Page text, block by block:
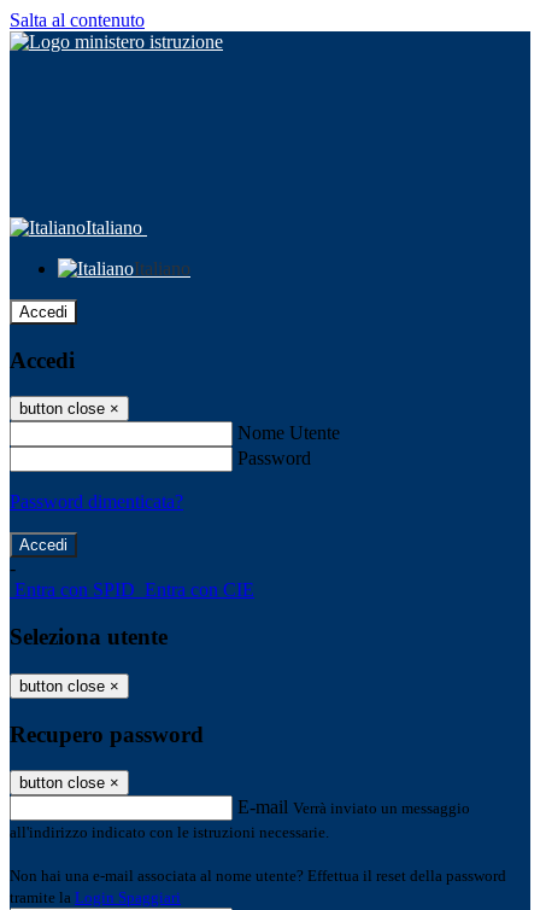
Salta al contenuto
Italiano
Italiano
Accedi
Accedi
button close ×
Nome Utente
Password
Password dimenticata?
-
Entra con SPID Entra con CIE
Seleziona utente
button close ×
Recupero password
button close ×
E-mail Verrà inviato un messaggio
all'indirizzo indicato con le istruzioni necessarie.
Non hai una e-mail associata al nome utente? Effettua il reset della password
tramite la Login Spaggiari